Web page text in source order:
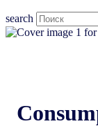
search